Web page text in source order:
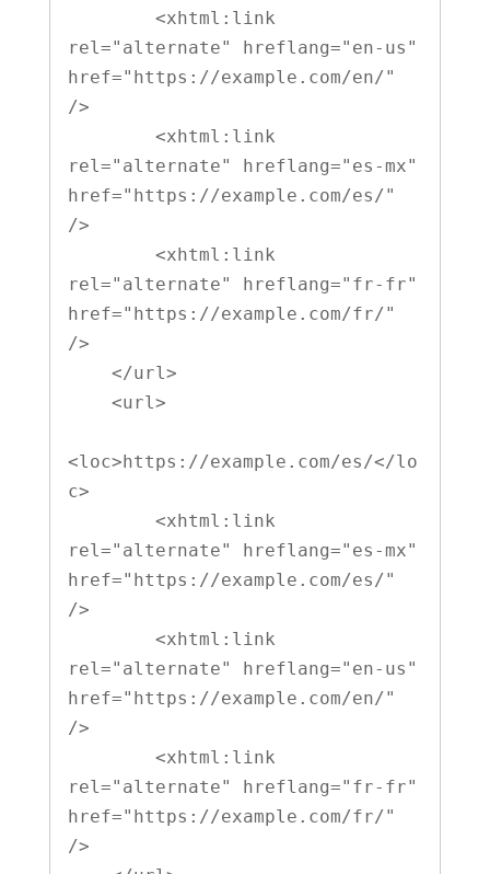
rel="alternate" hreflang="en-us"
href="https://example.com/en/"
/>
rel="alternate" hreflang="es-mx"
href="https://example.com/es/"
/>
rel="alternate" hreflang="fr-fr"
href="https://example.com/fr/"
/>
<loc>https://example.com/es/</lo
c>
rel="alternate" hreflang="es-mx"
href="https://example.com/es/"
/>
rel="alternate" hreflang="en-us"
href="https://example.com/en/"
/>
rel="alternate" hreflang="fr-fr"
href="https://example.com/fr/"
/>